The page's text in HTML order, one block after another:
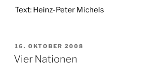
Text: Heinz-Peter Michels
VERÖFFENTLICHT
AM
16. OKTOBER 2008
Vier Nationen